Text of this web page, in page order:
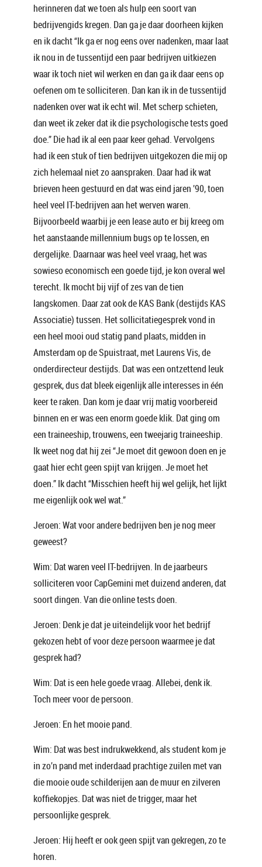
herinneren dat we toen als hulp een soort van
bedrijvengids kregen. Dan ga je daar doorheen kijken
en ik dacht “Ik ga er nog eens over nadenken, maar laat
ik nou in de tussentijd een paar bedrijven uitkiezen
waar ik toch niet wil werken en dan ga ik daar eens op
oefenen om te solliciteren. Dan kan ik in de tussentijd
nadenken over wat ik echt wil. Met scherp schieten,
dan weet ik zeker dat ik die psychologische tests goed
doe.” Die had ik al een paar keer gehad. Vervolgens
had ik een stuk of tien bedrijven uitgekozen die mij op
zich helemaal niet zo aanspraken. Daar had ik wat
brieven heen gestuurd en dat was eind jaren ’90, toen
heel veel IT-bedrijven aan het werven waren.
Bijvoorbeeld waarbij je een lease auto er bij kreeg om
het aanstaande millennium bugs op te lossen, en
dergelijke. Daarnaar was heel veel vraag, het was
sowieso economisch een goede tijd, je kon overal wel
terecht. Ik mocht bij vijf of zes van de tien
langskomen. Daar zat ook de KAS Bank (destijds KAS
Associatie) tussen. Het sollicitatiegesprek vond in
een heel mooi oud statig pand plaats, midden in
Amsterdam op de Spuistraat, met Laurens Vis, de
onderdirecteur destijds. Dat was een ontzettend leuk
gesprek, dus dat bleek eigenlijk alle interesses in één
keer te raken. Dan kom je daar vrij matig voorbereid
binnen en er was een enorm goede klik. Dat ging om
een traineeship, trouwens, een tweejarig traineeship.
Ik weet nog dat hij zei “Je moet dit gewoon doen en je
gaat hier echt geen spijt van krijgen. Je moet het
doen.” Ik dacht “Misschien heeft hij wel gelijk, het lijkt
me eigenlijk ook wel wat.”
Jeroen: Wat voor andere bedrijven ben je nog meer
geweest?
Wim: Dat waren veel IT-bedrijven. In de jaarbeurs
solliciteren voor CapGemini met duizend anderen, dat
soort dingen. Van die online tests doen.
Jeroen: Denk je dat je uiteindelijk voor het bedrijf
gekozen hebt of voor deze persoon waarmee je dat
gesprek had?
Wim: Dat is een hele goede vraag. Allebei, denk ik.
Toch meer voor de persoon.
Jeroen: En het mooie pand.
Wim: Dat was best indrukwekkend, als student kom je
in zo’n pand met inderdaad prachtige zuilen met van
die mooie oude schilderijen aan de muur en zilveren
koffiekopjes. Dat was niet de trigger, maar het
persoonlijke gesprek.
Jeroen: Hij heeft er ook geen spijt van gekregen, zo te
horen.